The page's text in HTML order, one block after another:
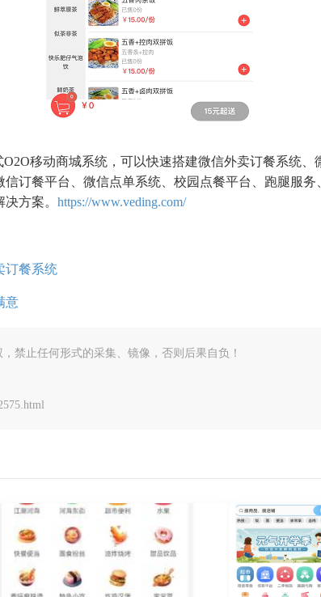
移动商城系统，可以快速搭建微信外卖订餐系统、
订餐平台、微信点单系统、校园点餐平台、跑腿服
方案。 https://www.veding.com/
订餐系统
意
禁止任何形式的采集、镜像，否则后果自负！